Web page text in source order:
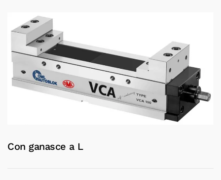
Con ganasce a L